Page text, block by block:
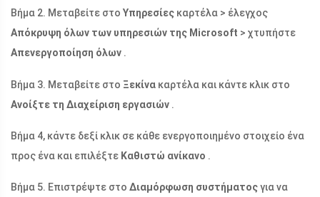
Βήμα 2. Μεταβείτε στο Υπηρεσίες καρτέλα > έλεγχος
Απόκρυψη όλων των υπηρεσιών της Microsoft > χτυπήστε
Απενεργοποίηση όλων .
Βήμα 3. Μεταβείτε στο Ξεκίνα καρτέλα και κάντε κλικ στο
Ανοίξτε τη Διαχείριση εργασιών .
Βήμα 4, κάντε δεξί κλικ σε κάθε ενεργοποιημένο στοιχείο ένα
προς ένα και επιλέξτε Καθιστώ ανίκανο .
Βήμα 5. Επιστρέψτε στο Διαμόρφωση συστήματοςγια να